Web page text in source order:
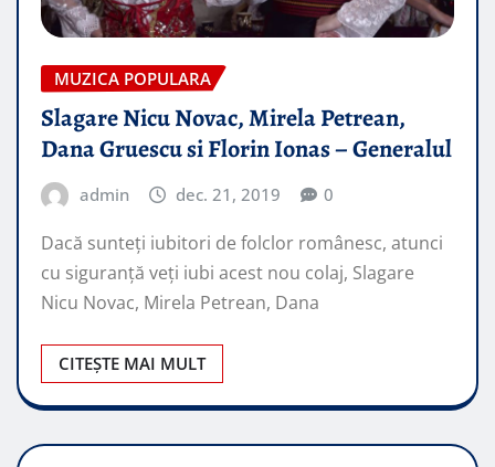
MUZICA POPULARA
Slagare Nicu Novac, Mirela Petrean,
Dana Gruescu si Florin Ionas – Generalul
admin dec. 21, 2019 0
Dacă sunteți iubitori de folclor românesc, atunci
cu siguranță veți iubi acest nou colaj, Slagare
Nicu Novac, Mirela Petrean, Dana
CITEȘTE MAI MULT